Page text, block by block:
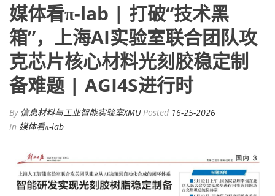
媒体看π-lab | 打破“技术黑
箱”，上海AI实验室联合团队攻
克芯片核心材料光刻胶稳定制
备难题 | AGI4S进行时
By 信息材料与工业智能实验室XMU Posted 16-25-2026
In 媒体看π-lab